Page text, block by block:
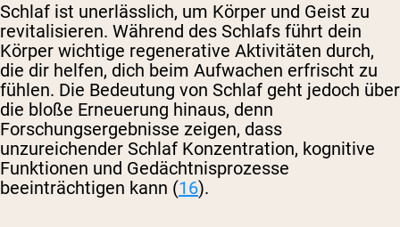
Schlaf ist unerlässlich, um Körper und Geist zu
revitalisieren. Während des Schlafs führt dein
Körper wichtige regenerative Aktivitäten durch,
die dir helfen, dich beim Aufwachen erfrischt zu
fühlen. Die Bedeutung von Schlaf geht jedoch über
die bloße Erneuerung hinaus, denn
Forschungsergebnisse zeigen, dass
unzureichender Schlaf Konzentration, kognitive
Funktionen und Gedächtnisprozesse
beeinträchtigen kann (16).